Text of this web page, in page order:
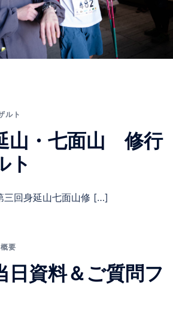
ルト
山・七面山 修行
ト
回身延山七面山修 […]
要
資料＆ご質問フ